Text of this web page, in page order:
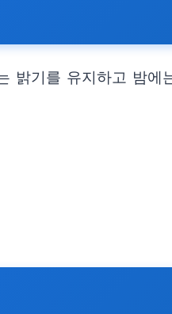
밝기를 유지하고 밤에